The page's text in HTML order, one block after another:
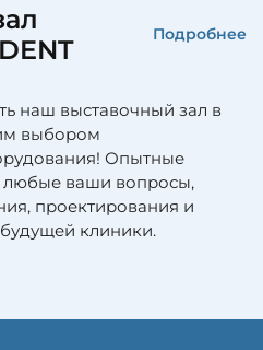
Подробнее
наш выставочный зал в
выбором
Опытные
любые ваши вопросы,
проектирования и
клиники.